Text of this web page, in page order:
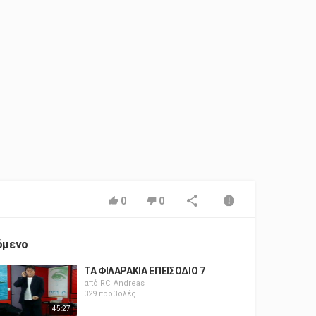
0 0
45:27
ΤΑ ΦΙΛΑΡΑΚΙΑ ΕΠΕΙΣΟΔΙΟ 7
από RC_Andreas
329 προβολές